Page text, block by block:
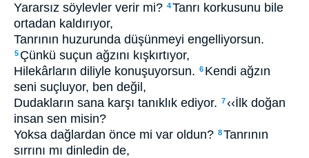
Yararsız söylevler verir mi? 4Tanrı korkusunu bile
ortadan kaldırıyor,
Tanrının huzurunda düşünmeyi engelliyorsun.
5 Çünkü suçun ağzını kışkırtıyor,
Hilekârların diliyle konuşuyorsun. 6 Kendi ağzın
seni suçluyor, ben değil,
Dudakların sana karşı tanıklık ediyor. 7‹‹İlk doğan
insan sen misin?
Yoksa dağlardan önce mi var oldun? 8Tanrının
sırrını mı dinledin de,